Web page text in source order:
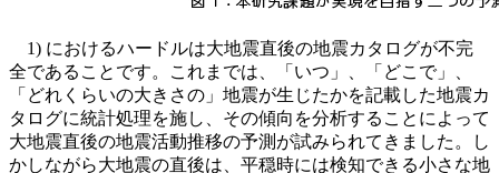
1) におけるハードルは大地震直後の地震カタログが不完
全であることです。これまでは、「いつ」、「どこで」、
「どれくらいの大きさの」地震が生じたかを記載した地震カ
タログに統計処理を施し、その傾向を分析することによって
大地震直後の地震活動推移の予測が試みられてきました。し
かしながら大地震の直後は、平穏時には検知できる小さな地